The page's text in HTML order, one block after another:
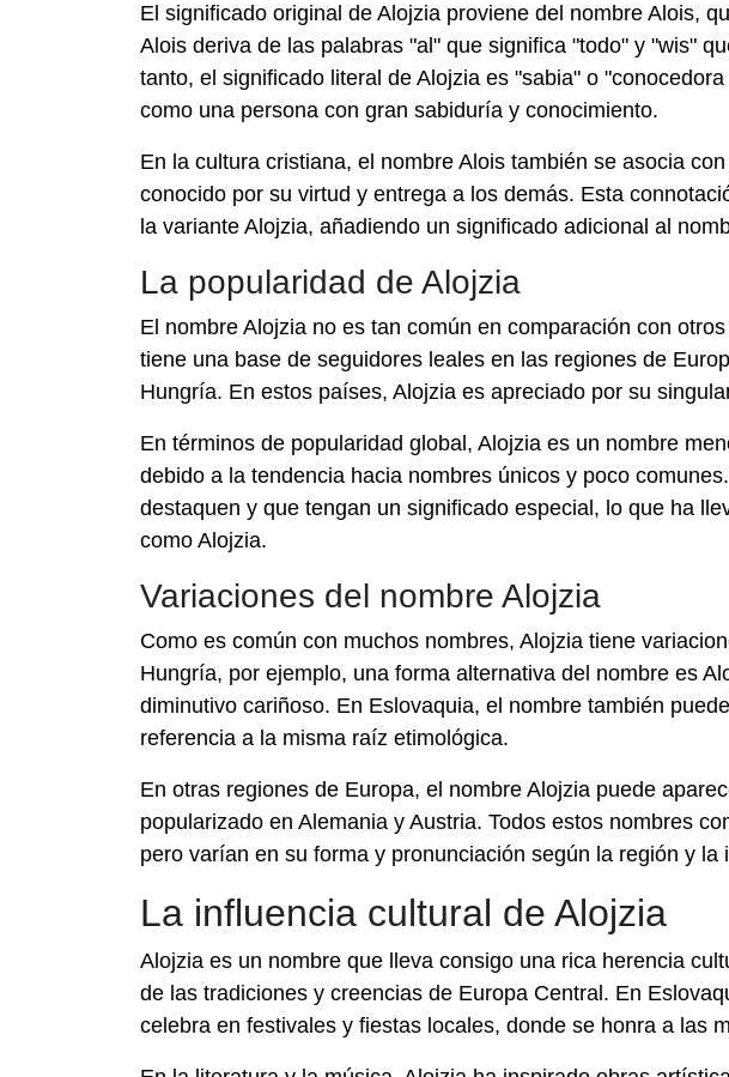
El significado original de Alojzia proviene del nombre Alois,
Alois deriva de las palabras "al" que significa "todo" y "wis"
tanto, el significado literal de Alojzia es "sabia" o
como una persona con gran sabiduría y conocimiento.
En la cultura cristiana, el nombre Alois también se asocia
conocido por su virtud y entrega a los demás. Esta
la variante Alojzia, añadiendo un significado adicional al
La popularidad de Alojzia
El nombre Alojzia no es tan común en comparación con
tiene una base de seguidores leales en las regiones de
Hungría. En estos países, Alojzia es apreciado por su
En términos de popularidad global, Alojzia es un nombre
debido a la tendencia hacia nombres únicos y poco
destaquen y que tengan un significado especial, lo que ha
como Alojzia.
Variaciones del nombre Alojzia
Como es común con muchos nombres, Alojzia tiene
Hungría, por ejemplo, una forma alternativa del nombre es
diminutivo cariñoso. En Eslovaquia, el nombre también
referencia a la misma raíz etimológica.
En otras regiones de Europa, el nombre Alojzia puede
popularizado en Alemania y Austria. Todos estos nombres
pero varían en su forma y pronunciación según la región y la
La influencia cultural de Alojzia
Alojzia es un nombre que lleva consigo una rica herencia
de las tradiciones y creencias de Europa Central. En
celebra en festivales y fiestas locales, donde se honra a las